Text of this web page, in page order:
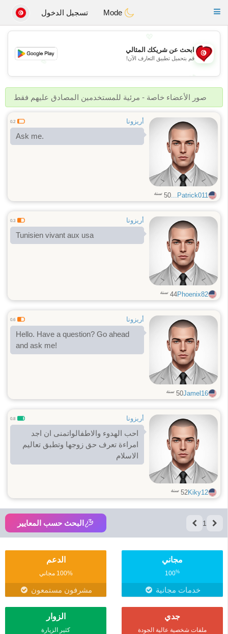
Tunisia Dating
Toggle
تسجيل الدخول
💖
💕
💕
ابحث عن شريكك المثالي
قم بتحميل تطبيق التعارف الآن!
صور الأعضاء خاصة - مرئية للمستخدمين المصادق عليهم فقط
أريزونا 0.2
Ask me.
Patrick011...
50 سنة
أريزونا 0.3
Tunisien vivant aux usa
Phoenix82
44 سنة
أريزونا 0.6
Hello. Have a question? Go ahead
and ask me!
Jamel16
50 سنة
أريزونا 0.8
احب الهدوء والاطفالواتمنى ان اجد
امراءة تعرف حق زوجها وتطبق تعاليم
الاسلام
Kiky12
52 سنة
1 البحث حسب المعايير
مجاني
100%
خدمات مجانية
الدعم
100% مجاني
مشرفون مستمعون
جدي
ملفات شخصية عالية الجودة
الزوار
كثير الزيارة